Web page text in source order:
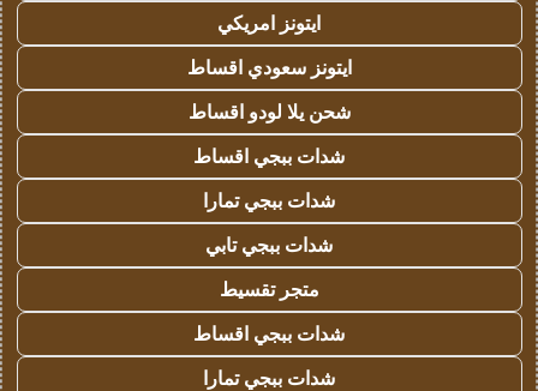
ايتونز امريكي
ايتونز سعودي اقساط
شحن يلا لودو اقساط
شدات ببجي اقساط
شدات ببجي تمارا
شدات ببجي تابي
متجر تقسيط
شدات ببجي اقساط
شدات ببجي تمارا